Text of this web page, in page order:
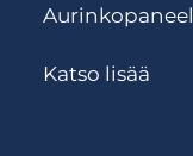
Katso lisää